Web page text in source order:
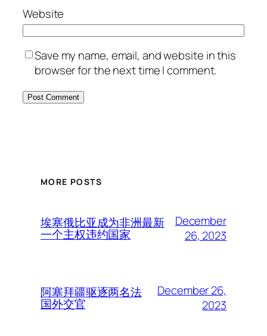
Website
Save my name, email, and website in this
browser for the next time I comment.
MORE POSTS
埃塞俄比亚成为非洲最新
一个主权违约国家
December
26, 2023
阿塞拜疆驱逐两名法
国外交官
December 26,
2023